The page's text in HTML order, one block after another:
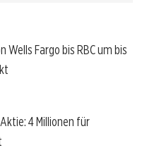
Wells Fargo bis RBC um bis
4 Millionen für